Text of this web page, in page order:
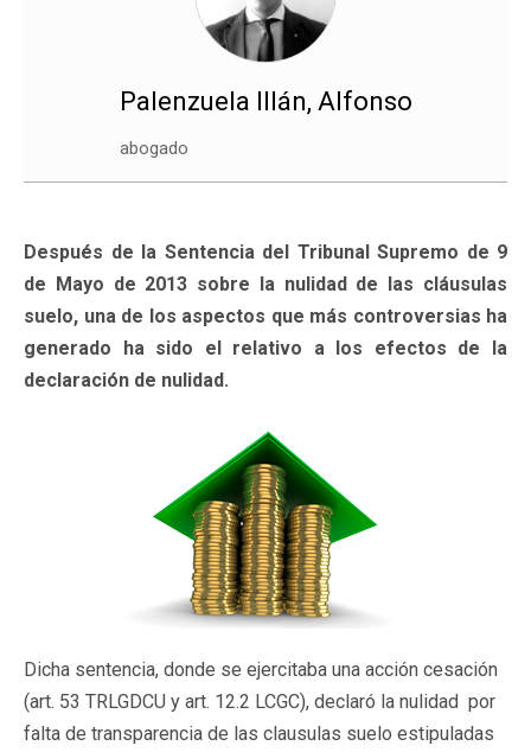
Palenzuela Illán, Alfonso
abogado
Después de la Sentencia del Tribunal Supremo de 9
de Mayo de 2013 sobre la nulidad de las cláusulas
suelo, una de los aspectos que más controversias ha
generado ha sido el relativo a los efectos de la
declaración de nulidad.
Dicha sentencia, donde se ejercitaba una acción cesación
(art. 53 TRLGDCU y art. 12.2 LCGC), declaró la nulidad por
falta de transparencia de las clausulas suelo estipuladas